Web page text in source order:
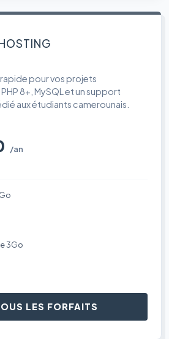
pour vos projets
8+, MySQL et un support
aux étudiants camerounais.
/an
3Go
LES FORFAITS